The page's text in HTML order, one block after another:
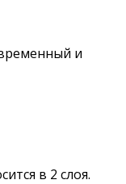
и
в 2 слоя.